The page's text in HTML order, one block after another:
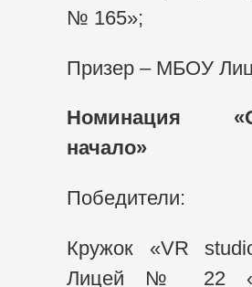
№ 165»;
Призер – МБОУ
Номинация
начало»
Победители:
Кружок «VR
Лицей № 22